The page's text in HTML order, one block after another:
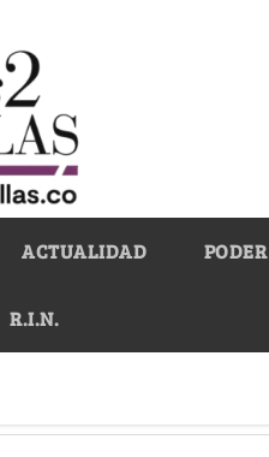
ACTUALIDAD PODER
R.I.N.